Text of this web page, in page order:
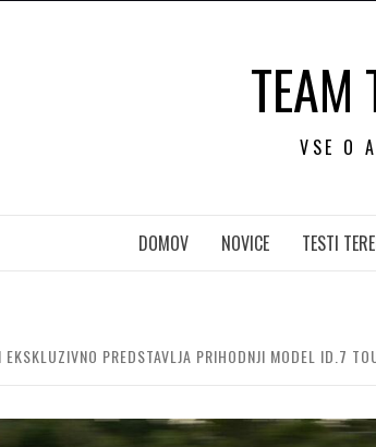
TEAM
VSE O
DOMOV NOVICE TESTI
EKSKLUZIVNO PREDSTAVLJA PRIHODNJI MODEL ID.7